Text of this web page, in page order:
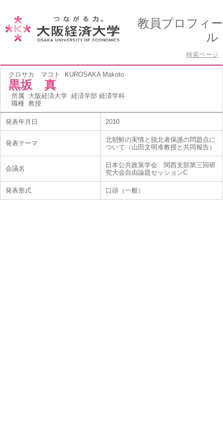
教員プロフィー
ル
検索ページ
クロサカ マコト KUROSAKA Makoto
黒坂 真
所属 大阪経済大学 経済学部 経済学科
職種 教授
発表年月日 2010
発表テーマ
北朝鮮の実情と脱北者保護の問題点に
ついて（山田文明准教授と共同報告）
会議名
日本公共政策学会 関西支部第三回研
究大会自由論題セッションC
発表形式 口頭（一般）